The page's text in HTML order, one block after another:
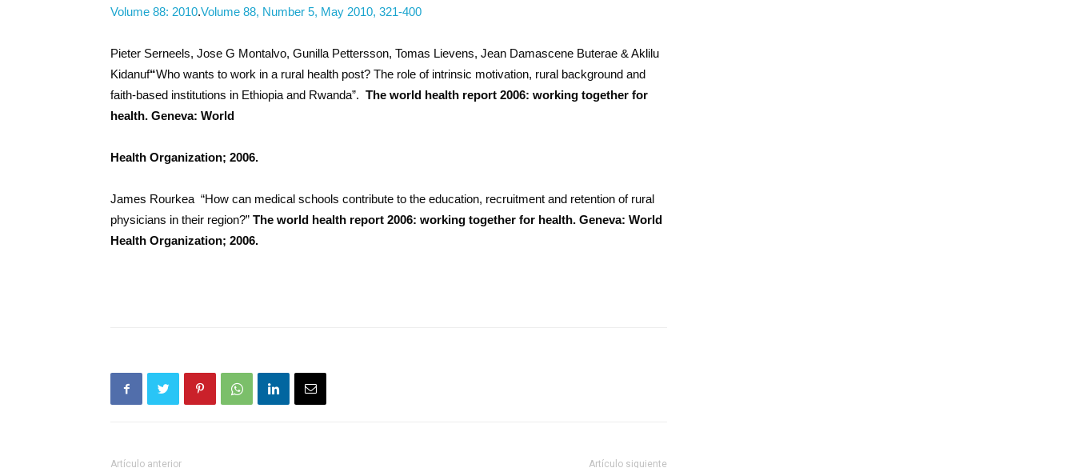
Volume 88: 2010.Volume 88, Number 5, May 2010, 321-400
Pieter Serneels, Jose G Montalvo, Gunilla Pettersson, Tomas Lievens, Jean Damascene Buterae & Aklilu
Kidanuf“Who wants to work in a rural health post? The role of intrinsic motivation, rural background and
faith-based institutions in Ethiopia and Rwanda”. The world health report 2006: working together for
health. Geneva: World
Health Organization; 2006.
James Rourkea “How can medical schools contribute to the education, recruitment and retention of rural
physicians in their region?” The world health report 2006: working together for health. Geneva: World
Health Organization; 2006.
Artículo anterior Artículo siguiente